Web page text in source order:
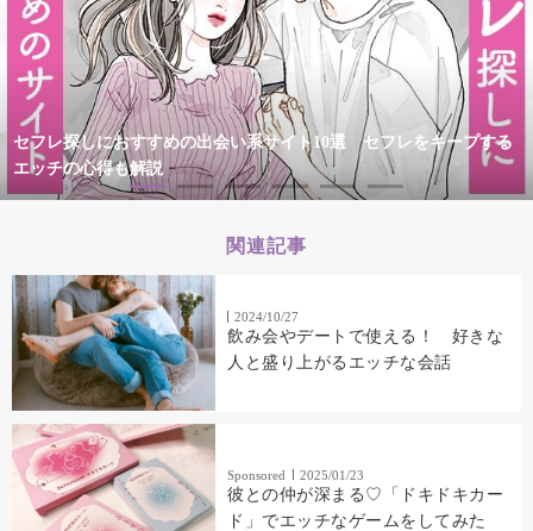
セフレ探しにおすすめの出会い系サイト10選 セフレをキープする
エッチの心得も解説
関連記事
2024/10/27
飲み会やデートで使える！ 好きな
人と盛り上がるエッチな会話
Sponsored 2025/01/23
彼との仲が深まる♡「ドキドキカー
ド」でエッチなゲームをしてみた